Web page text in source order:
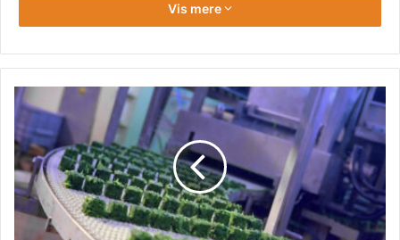
deres fokus på autenticitet og kvalitet. Alle deres
kunstnere i Asien, og hver eneste genstand bærer præg af
den dybe kulturelle arv og håndværksmæssige
ekspertise, der er gået ind i deres fremstilling.
Vis mere